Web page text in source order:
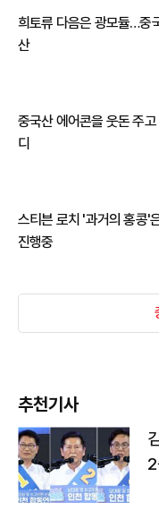
희토류 다음은 광모듈…중
산
중국산 에어콘을 웃돈 주
디
스티븐 로치 '과거의 홍콩'
진행중
추천기사